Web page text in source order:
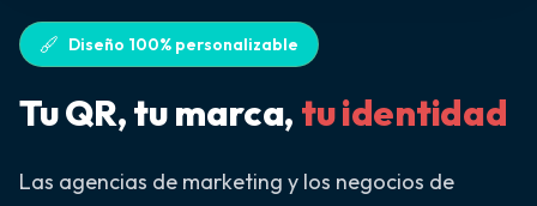
Diseño 100% personalizable
Tu QR, tu marca, tu identidad
Las agencias de marketing y los negocios de